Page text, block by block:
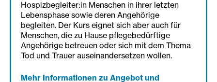
Hospizbegleiter:in Menschen in ihrer letzten
Lebensphase sowie deren Angehörige
begleiten. Der Kurs eignet sich aber auch für
Menschen, die zu Hause pflegebedürftige
Angehörige betreuen oder sich mit dem Thema
Tod und Trauer auseinandersetzen wollen.
Mehr Informationen zu Angebot und